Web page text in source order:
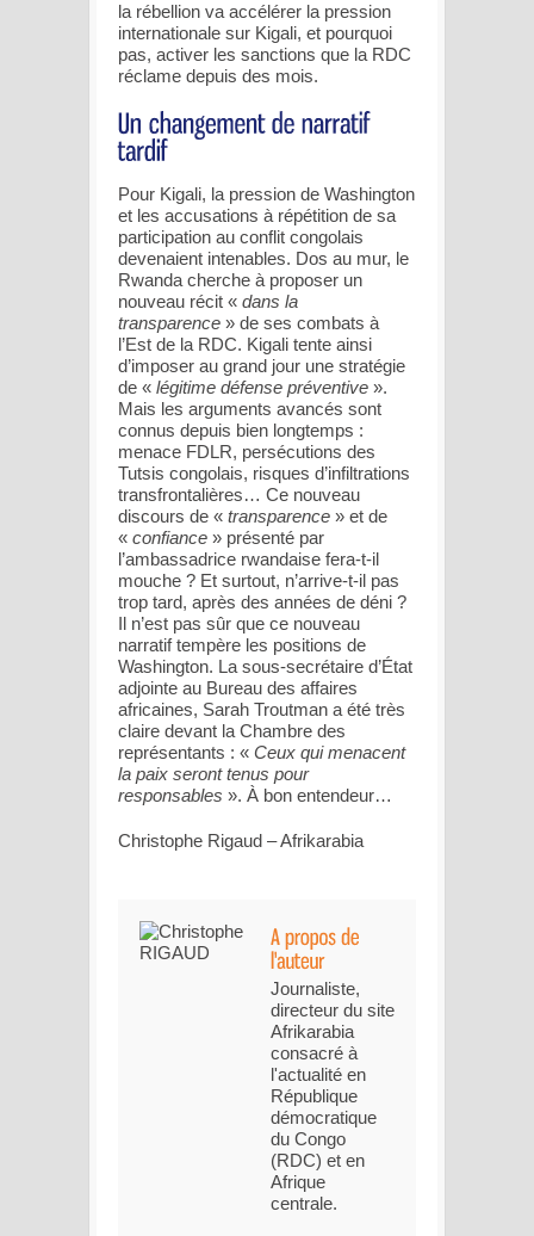
la rébellion va accélérer la pression
internationale sur Kigali, et pourquoi
pas, activer les sanctions que la RDC
réclame depuis des mois.
Pour Kigali, la pression de Washington
et les accusations à répétition de sa
participation au conflit congolais
devenaient intenables. Dos au mur, le
Rwanda cherche à proposer un
nouveau récit « dans la
transparence » de ses combats à
l’Est de la RDC. Kigali tente ainsi
d’imposer au grand jour une stratégie
de « légitime défense préventive ».
Mais les arguments avancés sont
connus depuis bien longtemps :
menace FDLR, persécutions des
Tutsis congolais, risques d’infiltrations
transfrontalières… Ce nouveau
discours de « transparence » et de
« confiance » présenté par
l’ambassadrice rwandaise fera-t-il
mouche ? Et surtout, n’arrive-t-il pas
trop tard, après des années de déni ?
Il n’est pas sûr que ce nouveau
narratif tempère les positions de
Washington. La sous-secrétaire d’État
adjointe au Bureau des affaires
africaines, Sarah Troutman a été très
claire devant la Chambre des
représentants : « Ceux qui menacent
la paix seront tenus pour
responsables ». À bon entendeur…
Christophe Rigaud – Afrikarabia
Journaliste,
directeur du site
Afrikarabia
consacré à
l'actualité en
République
démocratique
du Congo
(RDC) et en
Afrique
centrale.